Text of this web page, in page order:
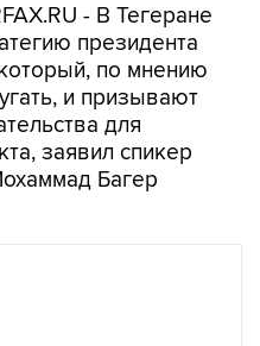
- В Тегеране
президента
по мнению
и призывают
для
заявил спикер
Багер